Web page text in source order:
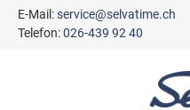
springen
E-Mail:service@selvatime.ch
Telefon:026-439 92 40